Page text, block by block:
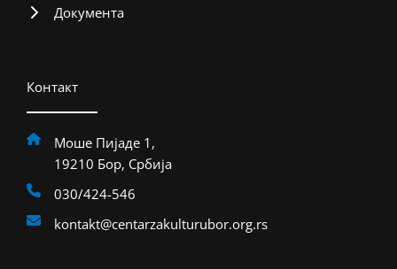
Документа
Контакт
Моше Пијаде 1,
19210 Бор, Србија
030/424-546
kontakt@centarzakulturubor.org.rs